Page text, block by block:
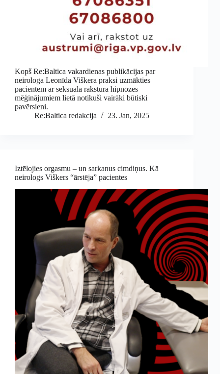
Kopš Re:Baltica vakardienas publikācijas par
neirologa Leonīda Viškera praksi uzmākties
pacientēm ar seksuāla rakstura hipnozes
mēģinājumiem lietā notikuši vairāki būtiski
pavērsieni.
Re:Baltica redakcija
23. Jan, 2025
Iztēlojies orgasmu – un sarkanus cimdiņus. Kā
neirologs Viškers “ārstēja” pacientes